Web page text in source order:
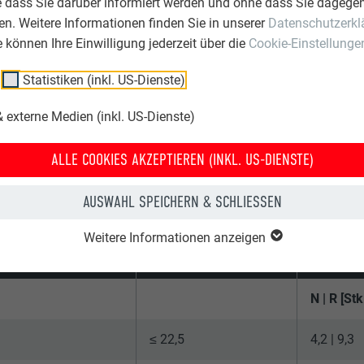
Weitere Informationen finden Sie in unserer
können Ihre Einwilligung jederzeit über die Cookie-
Statistiken (inkl. US-Dienste)
externe Medien (inkl. US-Dienste)
ALLE COOKIES AKZEPTIEREN (INKL. US-DIENSTE)
AUSWAHL SPEICHERN & SCHLIESSEN
Weitere Informationen anzeigen
BEMESSUNG
FÜR
Mindesthaftanzahlen berücksichtigen einen
verstehen. R = Randbereich (Außendruckbeiwert cpe = –2,9),
N | R
≤ 22,5 4,2 | 9,3